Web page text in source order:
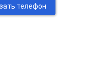
телефон